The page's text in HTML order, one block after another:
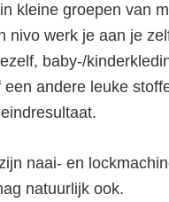
kleine groepen van
nivo werk je aan je
baby-/
een andere leuke
naai- en
natuurlijk ook.